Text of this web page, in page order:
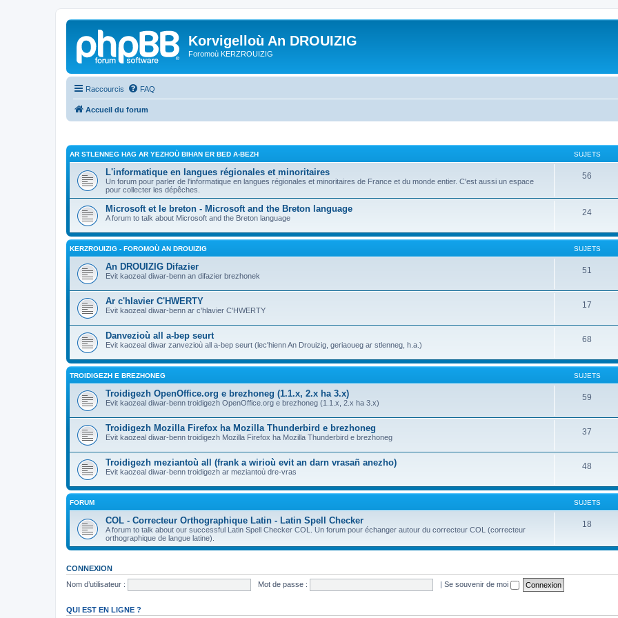
Korvigelloù An DROUIZIG
Foromoù KERZROUIZIG
Raccourcis FAQ
Accueil du forum
AR STLENNEG HAG AR YEZHOÙ BIHAN ER BED A-BEZH SUJETS
L'informatique en langues régionales et minoritaires
Un forum pour parler de l'informatique en langues régionales et minoritaires de France et du monde entier. C'est aussi un espace
pour collecter les dépêches.
56
Microsoft et le breton - Microsoft and the Breton language
A forum to talk about Microsoft and the Breton language
24
KERZROUIZIG - FOROMOÙ AN DROUIZIG SUJETS
An DROUIZIG Difazier
Evit kaozeal diwar-benn an difazier brezhonek
51
Ar c'hlavier C'HWERTY
Evit kaozeal diwar-benn ar c'hlavier C'HWERTY
17
Danvezioù all a-bep seurt
Evit kaozeal diwar zanvezioù all a-bep seurt (lec'hienn An Drouizig, geriaoueg ar stlenneg, h.a.)
68
TROIDIGEZH E BREZHONEG SUJETS
Troidigezh OpenOffice.org e brezhoneg (1.1.x, 2.x ha 3.x)
Evit kaozeal diwar-benn troidigezh OpenOffice.org e brezhoneg (1.1.x, 2.x ha 3.x)
59
Troidigezh Mozilla Firefox ha Mozilla Thunderbird e brezhoneg
Evit kaozeal diwar-benn troidigezh Mozilla Firefox ha Mozilla Thunderbird e brezhoneg
37
Troidigezh meziantoù all (frank a wirioù evit an darn vrasañ anezho)
Evit kaozeal diwar-benn troidigezh ar meziantoù dre-vras
48
FORUM SUJETS
COL - Correcteur Orthographique Latin - Latin Spell Checker
A forum to talk about our successful Latin Spell Checker COL. Un forum pour échanger autour du correcteur COL (correcteur
orthographique de langue latine).
18
CONNEXION
Nom d’utilisateur :
Mot de passe : | Se souvenir de moi
QUI EST EN LIGNE ?